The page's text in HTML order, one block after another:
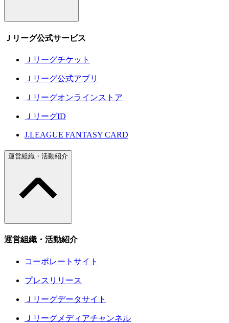
Ｊリーグ公式サービス
Ｊリーグチケット
Ｊリーグ公式アプリ
Ｊリーグオンラインストア
ＪリーグID
J.LEAGUE FANTASY CARD
運営組織・活動紹介
運営組織・活動紹介
コーポレートサイト
プレスリリース
Ｊリーグデータサイト
Ｊリーグメディアチャンネル